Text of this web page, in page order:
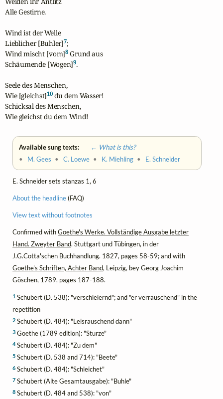
Alle Gestirne.
Wind ist der Welle
Lieblicher [Buhler]7;
Wind mischt [vom]8 Grund aus
Schäumende [Wogen]9.
Seele des Menschen,
Wie [gleichst]10 du dem Wasser!
Schicksal des Menschen,
Wie gleichst du dem Wind!
Available sung texts:
← What is this?
• M. Gees •C. Loewe • K. Miehling • E. Schneider
E. Schneider sets stanzas 1, 6
About the headline(FAQ)
View text without footnotes
Confirmed withGoethe's Werke. Vollständige Ausgabe letzter
Hand. Zweyter Band. Stuttgart und Tübingen, in der
J.G.Cotta'schen Buchhandlung. 1827, pages 58-59; and with
Goethe's Schriften, Achter Band, Leipzig, bey Georg Joachim
Göschen, 1789, pages 187-188.
1 Schubert (D. 538): "verschleiernd"; and "er verrauschend" in the
repetition
2 Schubert (D. 484): "Leisrauschend dann"
3 Goethe (1789 edition): "Sturze"
4Schubert (D. 484): "Zu dem"
5 Schubert (D. 538 and 714): "Beete"
6 Schubert (D. 484): "Schleichet"
7 Schubert (Alte Gesamtausgabe): "Buhle"
8 Schubert (D. 484 and 538): "von"